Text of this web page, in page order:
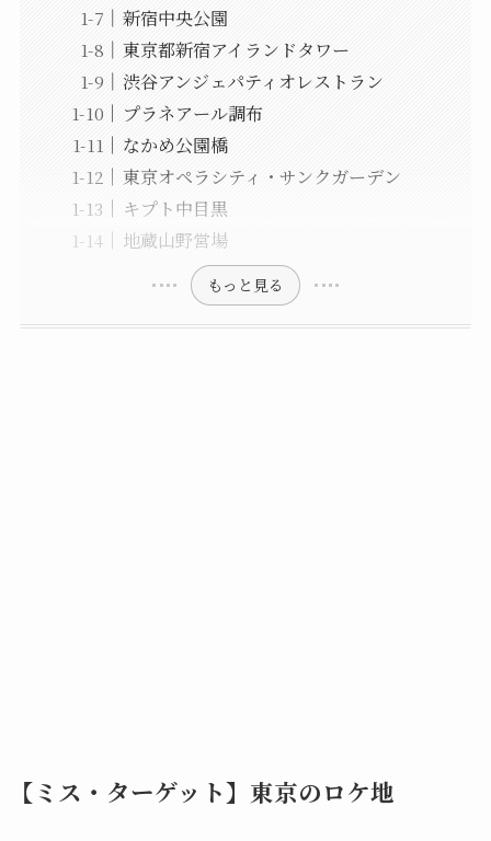
新宿中央公園
東京都新宿アイランドタワー
渋谷アンジェパティオレストラン
プラネアール調布
なかめ公園橋
東京オペラシティ・サンクガーデン
キプト中目黒
地蔵山野営場
もっと見る
【ミス・ターゲット】東京のロケ地